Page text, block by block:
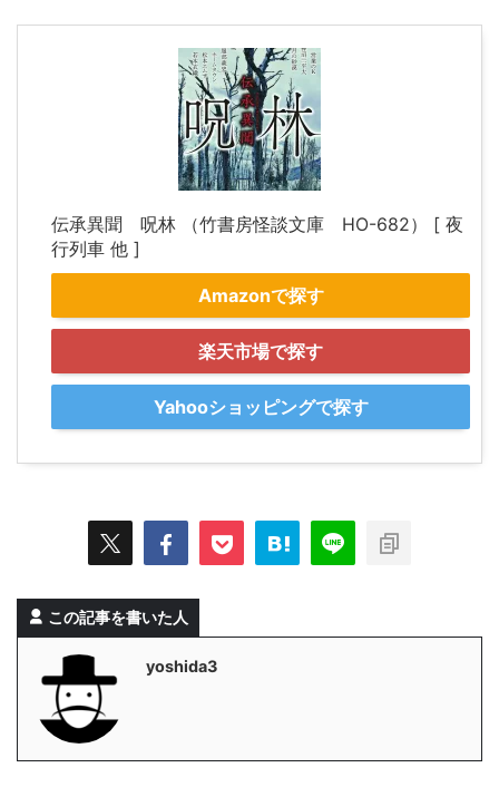
伝承異聞 呪林 （竹書房怪談文庫 HO-682） [ 夜
行列車 他 ]
Amazonで探す
楽天市場で探す
Yahooショッピングで探す
この記事を書いた人
yoshida3